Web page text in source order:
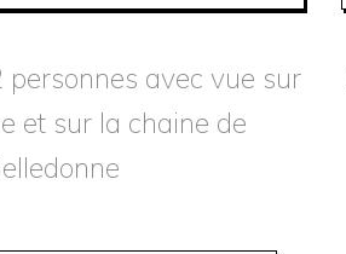
avec vue sur
et sur la chaine de